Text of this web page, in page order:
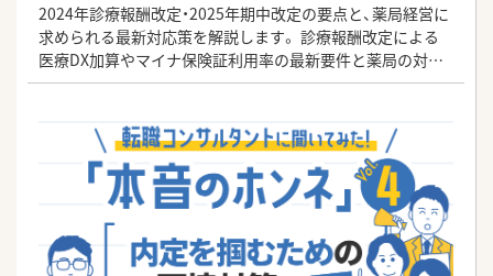
2024年診療報酬改定・2025年期中改定の要点と、薬局経営に
求められる最新対応策を解説します。 診療報酬改定による
医療DX加算やマイナ保険証利用率の最新要件と薬局の対応
策を解説します。